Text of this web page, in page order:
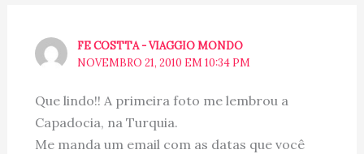
FE COSTTA - VIAGGIO MONDO
NOVEMBRO 21, 2010 EM 10:34 PM
Que lindo!! A primeira foto me lembrou a
Capadocia, na Turquia.
Me manda um email com as datas que você